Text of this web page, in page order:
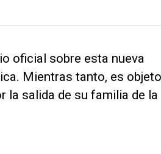
oficial sobre esta nueva
Mientras tanto, es
la salida de su familia de la